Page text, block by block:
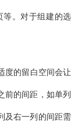
等。对于组建的选
度的留白空间会让
前的间距，如单列
及右一列的间距需